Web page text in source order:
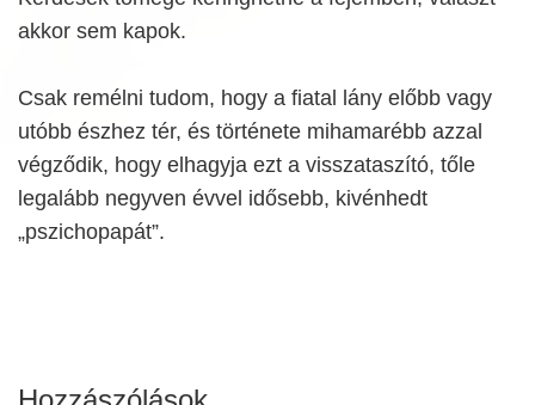
akkor sem kapok.
Csak remélni tudom, hogy a fiatal lány előbb vagy
utóbb észhez tér, és története mihamarébb azzal
végződik, hogy elhagyja ezt a visszataszító, tőle
legalább negyven évvel idősebb, kivénhedt
„pszichopapát”.